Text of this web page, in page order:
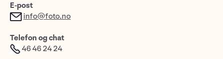
E-post
info@foto.no
Telefon og chat
46 46 24 24